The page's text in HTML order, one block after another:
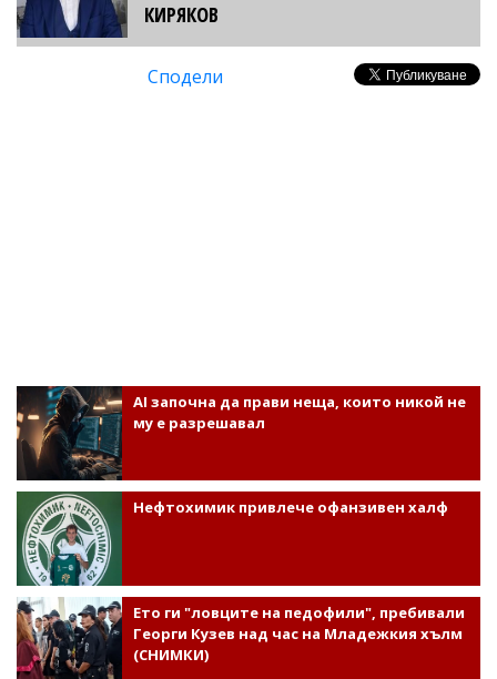
КИРЯКОВ
Сподели
AI започна да прави неща, които никой не
му е разрешавал
Нефтохимик привлече офанзивен халф
Ето ги "ловците на педофили", пребивали
Георги Кузев над час на Младежкия хълм
(СНИМКИ)